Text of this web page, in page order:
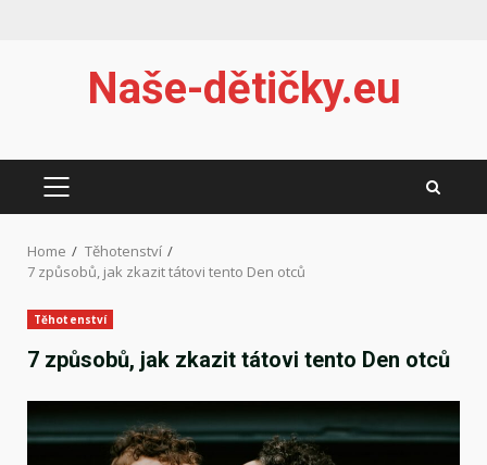
Naše-dětičky.eu
PRIMARY
Home
Těhotenství
7 způsobů, jak zkazit tátovi tento Den otců
Těhotenství
7 způsobů, jak zkazit tátovi tento Den otců